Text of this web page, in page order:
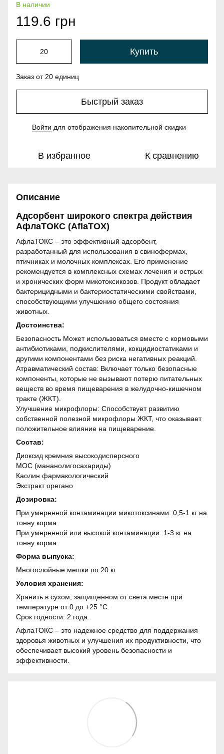
В наличии
119.6 грн
Купить
Заказ от 20 единиц
Быстрый заказ
Войти для отображения накопительной скидки
В избранное К сравнению
Описание
Адсорбент широкого спектра действия
АфлаТОКС (AflaTOX)
АфлаТОКС – это эффективный адсорбент,
разработанный для использования в свинофермах,
птичниках и молочных комплексах. Его применение
рекомендуется в комплексных схемах лечения и острых
и хронических форм микотоксикозов. Продукт обладает
бактерицидными и бактериостатическими свойствами,
способствующими улучшению общего состояния
животных.
Достоинства:
Безопасность Может использоваться вместе с кормовыми
антибиотиками, подкислителями, кокцидиостатиками и
другими компонентами без риска негативных реакций.
Атравматический состав: Включает только безопасные
компоненты, которые не вызывают потерю питательных
веществ во время пищеварения в желудочно-кишечном
тракте (ЖКТ).
Улучшение микрофлоры: Способствует развитию
собственной полезной микрофлоры ЖКТ, что оказывает
положительное влияние на пищеварение.
Состав:
Диоксид кремния высокодисперсного
МОС (мананолигосахариды)
Каолин фармакологический
Экстракт орегано
Дозировка:
При умеренной контаминации микотоксинами: 0,5-1 кг на
тонну корма
При умеренной или высокой контаминации: 1-3 кг на
тонну корма
Форма выпуска:
Многослойные мешки по 20 кг
Условия хранения:
Хранить в сухом, защищенном от света месте при
температуре от 0 до +25 °C.
Срок годности: 2 года.
АфлаТОКС – это надежное средство для поддержания
здоровья животных и улучшения их продуктивности, что
обеспечивает высокий уровень безопасности и
эффективности.